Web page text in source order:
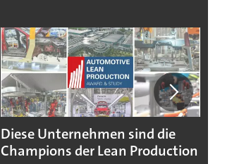
Diese Unternehmen sind die
Champions der Lean Production